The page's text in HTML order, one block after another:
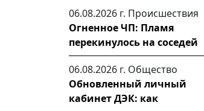
06.08.2026 г. Происшествия
Огненное ЧП: Пламя
перекинулось на соседей
06.08.2026 г. Общество
Обновленный личный
кабинет ДЭК: как